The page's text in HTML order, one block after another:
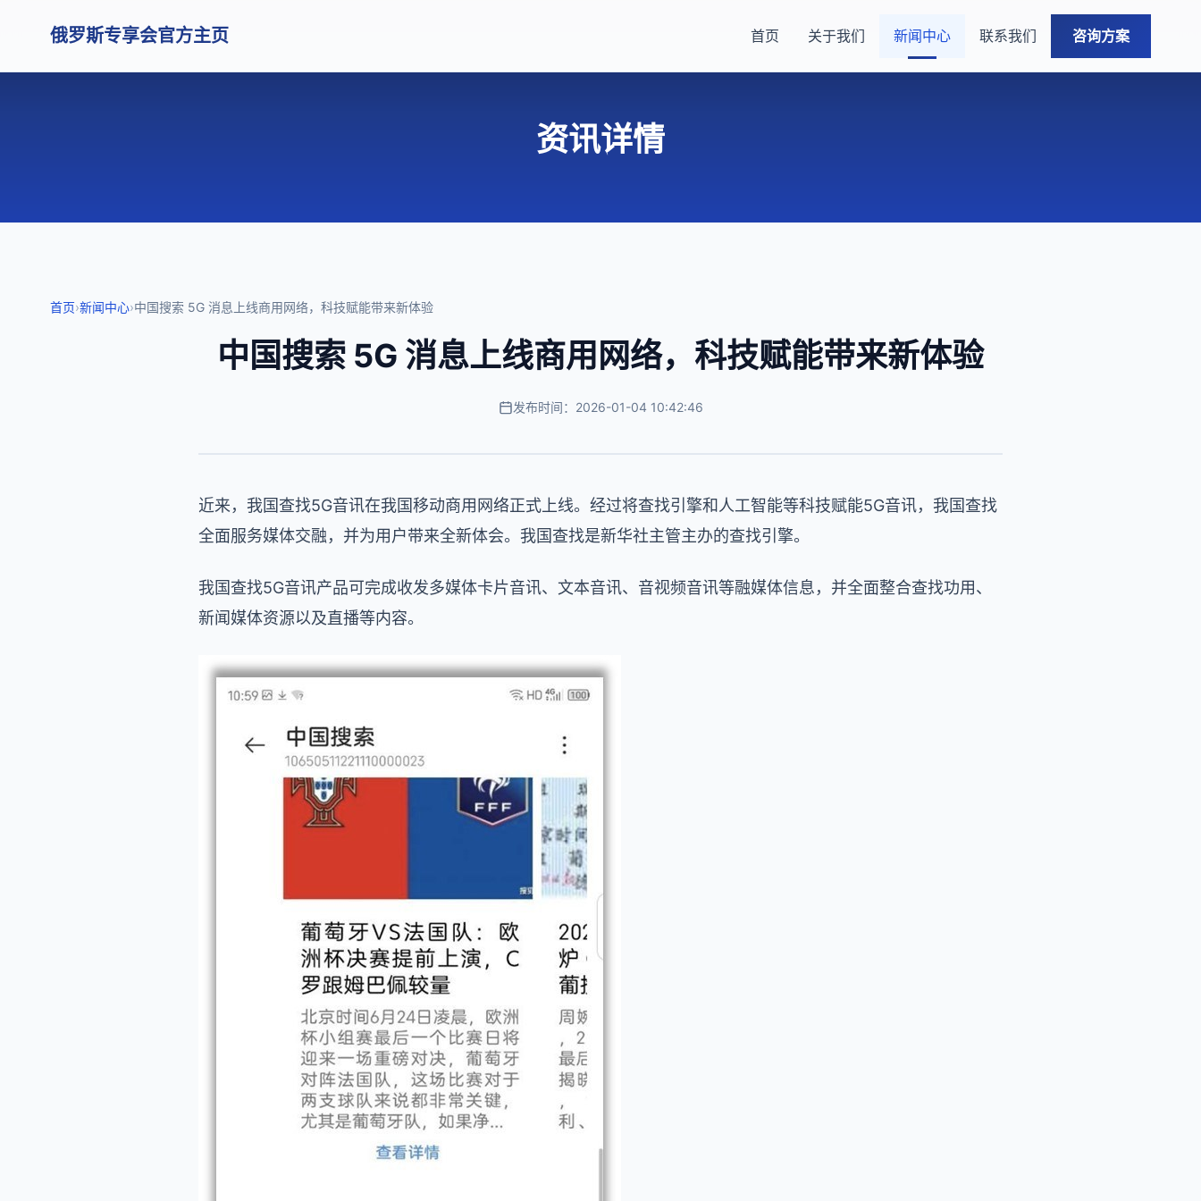
俄罗斯专享会官方主页 首页 关于我们 新闻中心 联系我们 咨询方案
资讯详情
首页›新闻中心›中国搜索 5G 消息上线商用网络，科技赋能带来新体验
中国搜索 5G 消息上线商用网络，科技赋能带来新体验
发布时间：2026-01-04 10:42:46
近来，我国查找5G音讯在我国移动商用网络正式上线。经过将查找引擎和人工智能等科技赋能5G音讯，我国查找
全面服务媒体交融，并为用户带来全新体会。我国查找是新华社主管主办的查找引擎。
我国查找5G音讯产品可完成收发多媒体卡片音讯、文本音讯、音视频音讯等融媒体信息，并全面整合查找功用、
新闻媒体资源以及直播等内容。